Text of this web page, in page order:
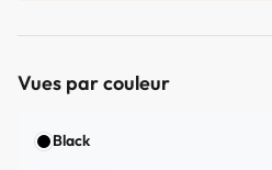
Vues par couleur
Black